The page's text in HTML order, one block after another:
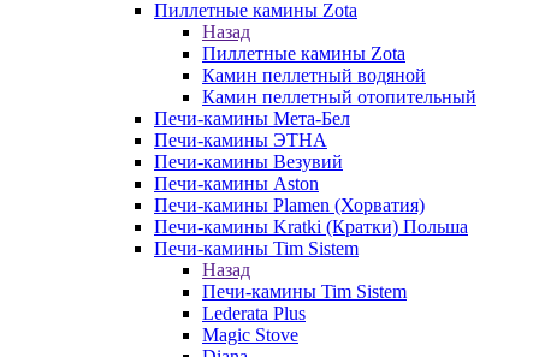
Пиллетные камины Zota
Назад
Пиллетные камины Zota
Камин пеллетный водяной
Камин пеллетный отопительный
Печи-камины Мета-Бел
Печи-камины ЭТНА
Печи-камины Везувий
Печи-камины Aston
Печи-камины Plamen (Хорватия)
Печи-камины Kratki (Кратки) Польша
Печи-камины Tim Sistem
Назад
Печи-камины Tim Sistem
Lederata Plus
Magic Stove